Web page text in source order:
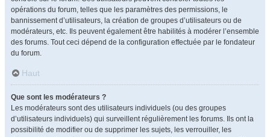
opérations du forum, telles que les paramètres des permissions, le
bannissement d’utilisateurs, la création de groupes d’utilisateurs ou de
modérateurs, etc. Ils peuvent également être habilités à modérer l’ensemble
des forums. Tout ceci dépend de la configuration effectuée par le fondateur
du forum.
Haut
Que sont les modérateurs ?
Les modérateurs sont des utilisateurs individuels (ou des groupes
d’utilisateurs individuels) qui surveillent régulièrement les forums. Ils ont la
possibilité de modifier ou de supprimer les sujets, les verrouiller, les